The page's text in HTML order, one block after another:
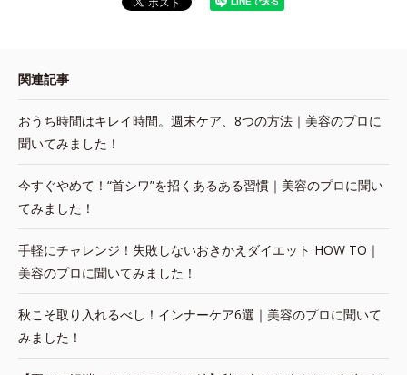
関連記事
おうち時間はキレイ時間。週末ケア、8つの方法｜美容のプロに
聞いてみました！
今すぐやめて！“首シワ”を招くあるある習慣｜美容のプロに聞い
てみました！
手軽にチャレンジ！失敗しないおきかえダイエット HOW TO｜
美容のプロに聞いてみました！
秋こそ取り入れるべし！インナーケア6選｜美容のプロに聞いて
みました！